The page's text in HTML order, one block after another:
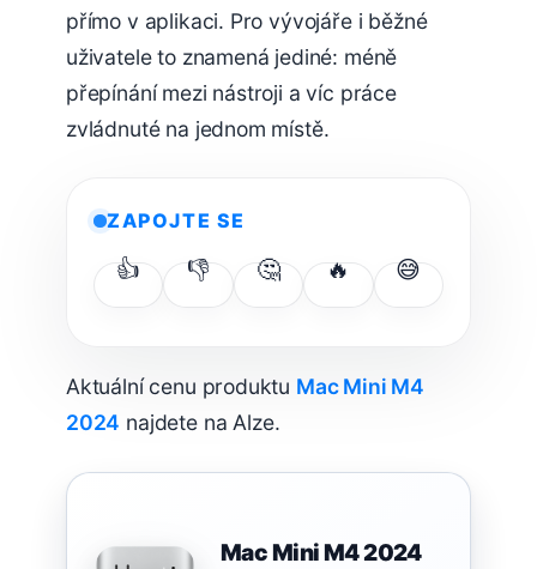
přímo v aplikaci. Pro vývojáře i běžné
uživatele to znamená jediné: méně
přepínání mezi nástroji a víc práce
zvládnuté na jednom místě.
ZAPOJTE SE
👍 👎 🤔 🔥 😅
Aktuální cenu produktu Mac Mini M4
2024 najdete na Alze.
Mac Mini M4 2024